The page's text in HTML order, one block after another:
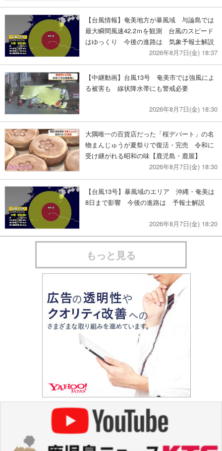
【台風情報】奄美地方が暴風域 与論島では
最大瞬間風速42.2ｍを観測 台風のスピード
はゆっくり 今後の進路は 気象予報士解説
2026年8月7日(金) 18:37
【中継動画】台風13号 奄美市では強風によ
る被害も 線状降水帯にも警戒必要
2026年8月7日(金) 18:30
大隅唯一の百貨店だった「桜デパート」の名
物まんじゅうが夏祭りで復活・完売 令和に
受け継がれる昭和の味【鹿児島・鹿屋】
2026年8月7日(金) 18:30
【台風13号】暴風域のエリア 沖縄・奄美は
8日まで影響 今後の進路は 予報士解説
2026年8月7日(金) 18:20
もっと見る